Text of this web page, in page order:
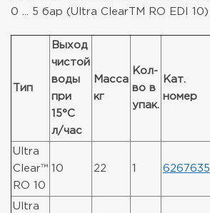
0 ... 5 бар (Ultra ClearTM RO EDI 10)
Тип
Выход
чистой
воды
при
15°C
л/час
Масса
кг
Кол-
во в
упак.
Кат.
номер
Ultra
Clear™
RO 10
10 22 1 6267635
Ultra